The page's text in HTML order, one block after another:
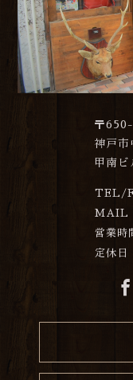
〒
神戸
甲南ビ
TEL/
MAIL
営業時
定休日